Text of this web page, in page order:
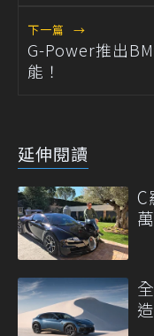
下一篇 →
G-Power推出
能！
延伸閱讀